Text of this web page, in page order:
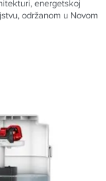
energetskoj
održanom u Novom